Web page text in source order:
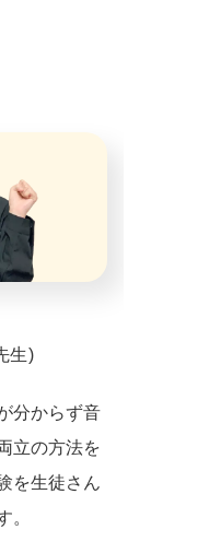
生)
分からず音
立の方法を
を生徒さん
。